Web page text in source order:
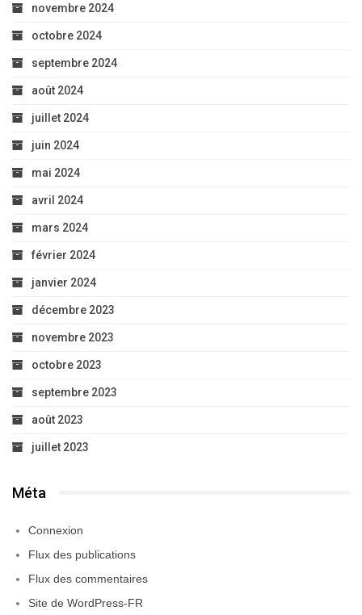
novembre 2024
octobre 2024
septembre 2024
août 2024
juillet 2024
juin 2024
mai 2024
avril 2024
mars 2024
février 2024
janvier 2024
décembre 2023
novembre 2023
octobre 2023
septembre 2023
août 2023
juillet 2023
Méta
Connexion
Flux des publications
Flux des commentaires
Site de WordPress-FR